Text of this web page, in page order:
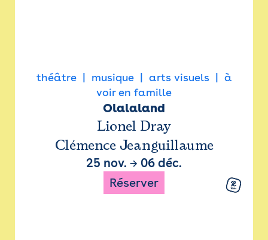
théâtre musique arts visuels
à
voir en famille
Olalaland
Lionel Dray
Clémence Jeanguillaume
25 nov. → 06 déc.
Réserver